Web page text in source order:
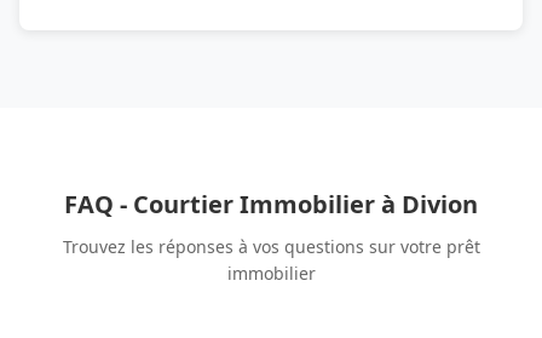
FAQ - Courtier Immobilier à Divion
Trouvez les réponses à vos questions sur votre prêt
immobilier